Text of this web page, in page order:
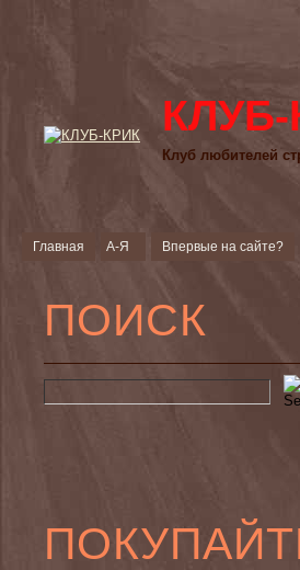
Клуб любителей
Главная А-Я Впервые на сайте?
ПОИСК